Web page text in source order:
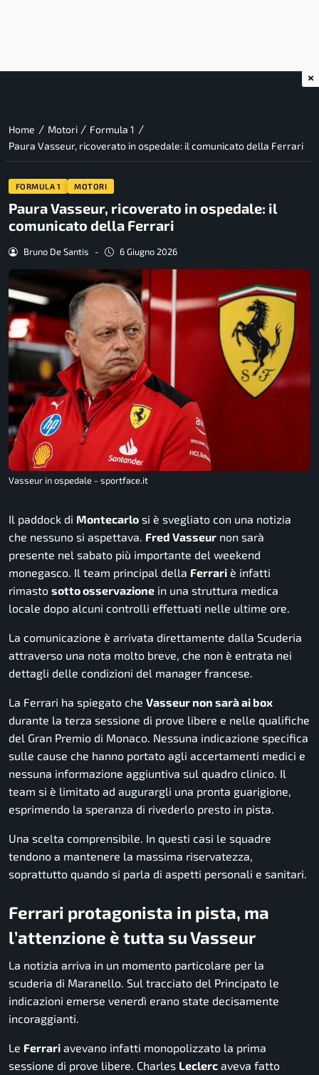
Home / Motori / Formula 1 /
Paura Vasseur, ricoverato in ospedale: il comunicato della Ferrari
FORMULA 1 MOTORI
Paura Vasseur, ricoverato in ospedale: il
comunicato della Ferrari
Bruno De Santis - 6 Giugno 2026
Vasseur in ospedale - sportface.it
Il paddock di Montecarlo si è svegliato con una notizia
che nessuno si aspettava. Fred Vasseur non sarà
presente nel sabato più importante del weekend
monegasco. Il team principal della Ferrari è infatti
rimasto sotto osservazione in una struttura medica
locale dopo alcuni controlli effettuati nelle ultime ore.
La comunicazione è arrivata direttamente dalla Scuderia
attraverso una nota molto breve, che non è entrata nei
dettagli delle condizioni del manager francese.
La Ferrari ha spiegato che Vasseur non sarà ai box
durante la terza sessione di prove libere e nelle qualifiche
del Gran Premio di Monaco. Nessuna indicazione specifica
sulle cause che hanno portato agli accertamenti medici e
nessuna informazione aggiuntiva sul quadro clinico. Il
team si è limitato ad augurargli una pronta guarigione,
esprimendo la speranza di rivederlo presto in pista.
Una scelta comprensibile. In questi casi le squadre
tendono a mantenere la massima riservatezza,
soprattutto quando si parla di aspetti personali e sanitari.
Ferrari protagonista in pista, ma
l’attenzione è tutta su Vasseur
La notizia arriva in un momento particolare per la
scuderia di Maranello. Sul tracciato del Principato le
indicazioni emerse venerdì erano state decisamente
incoraggianti.
Le Ferrari avevano infatti monopolizzato la prima
sessione di prove libere. Charles Leclerc aveva fatto
×